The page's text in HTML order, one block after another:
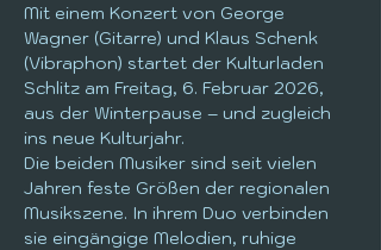
Mit einem Konzert von George
Wagner (Gitarre) und Klaus Schenk
(Vibraphon) startet der Kulturladen
Schlitz am Freitag, 6. Februar 2026,
aus der Winterpause – und zugleich
ins neue Kulturjahr.
Die beiden Musiker sind seit vielen
Jahren feste Größen der regionalen
Musikszene. In ihrem Duo verbinden
sie eingängige Melodien, ruhige